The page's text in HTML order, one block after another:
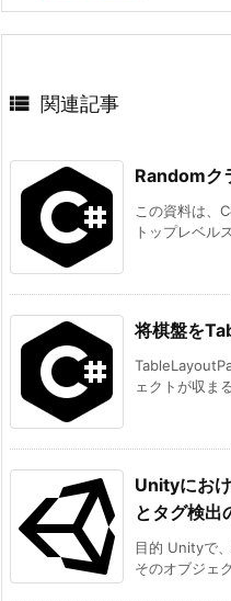
 関連記事
Randomク
この資料は、
トップレベル
将棋盤を
ェクトが収ま
Unityにお
とタグ検出
目的 Unityで
そのオブジェ